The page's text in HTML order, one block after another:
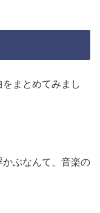
まとめてみまし
ぶなんて、音楽の